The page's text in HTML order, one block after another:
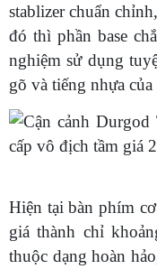
stablizer chuẩn
đó thì phần base
nghiệm sử dụng
gõ và tiếng nhựa
Hiện tại bàn phím
giá thành chỉ
thuộc dạng hoàn